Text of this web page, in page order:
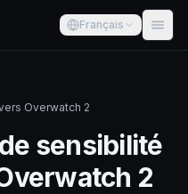
Français
Overwatch 2
sensibilité
2